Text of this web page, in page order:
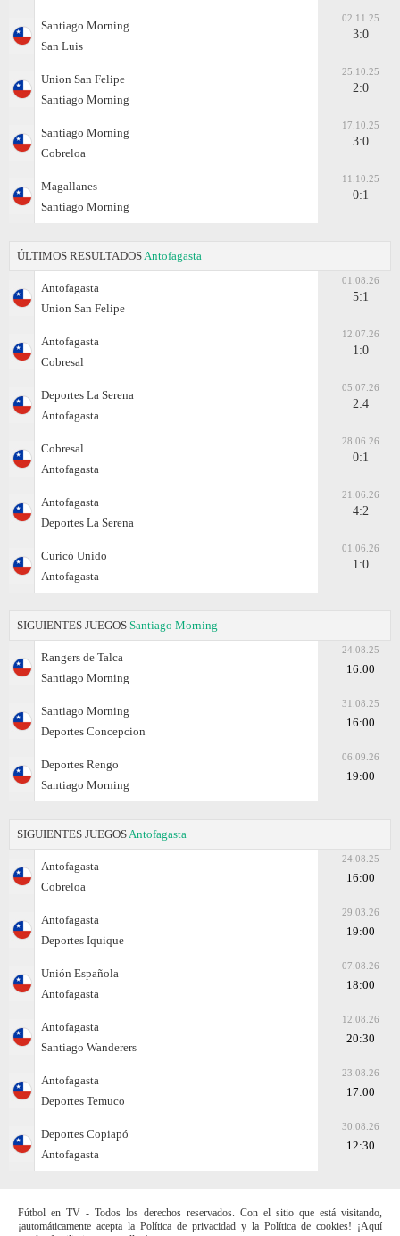
Santiago Morning
San Luis
02.11.25
3:0
Union San Felipe
Santiago Morning
25.10.25
2:0
Santiago Morning
Cobreloa
17.10.25
3:0
Magallanes
Santiago Morning
11.10.25
0:1
ÚLTIMOS RESULTADOS Antofagasta
Antofagasta
Union San Felipe
01.08.26
5:1
Antofagasta
Cobresal
12.07.26
1:0
Deportes La Serena
Antofagasta
05.07.26
2:4
Cobresal
Antofagasta
28.06.26
0:1
Antofagasta
Deportes La Serena
21.06.26
4:2
Curicó Unido
Antofagasta
01.06.26
1:0
SIGUIENTES JUEGOS Santiago Morning
Rangers de Talca
Santiago Morning
24.08.25
16:00
Santiago Morning
Deportes Concepcion
31.08.25
16:00
Deportes Rengo
Santiago Morning
06.09.26
19:00
SIGUIENTES JUEGOS Antofagasta
Antofagasta
Cobreloa
24.08.25
16:00
Antofagasta
Deportes Iquique
29.03.26
19:00
Unión Española
Antofagasta
07.08.26
18:00
Antofagasta
Santiago Wanderers
12.08.26
20:30
Antofagasta
Deportes Temuco
23.08.26
17:00
Deportes Copiapó
Antofagasta
30.08.26
12:30
Fútbol en TV - Todos los derechos reservados. Con el sitio que está visitando,
¡automáticamente acepta la Política de privacidad y la Política de cookies! ¡Aquí